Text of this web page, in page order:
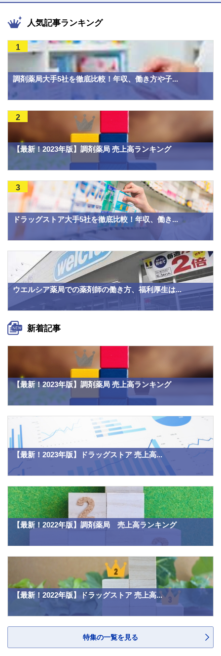
人気記事ランキング
調剤薬局大手5社を徹底比較！年収、働き方や子...
1
【最新！2023年版】調剤薬局 売上高ランキング
2
ドラッグストア大手5社を徹底比較！年収、働き...
3
ウエルシア薬局での薬剤師の働き方、福利厚生は...
新着記事
【最新！2023年版】調剤薬局 売上高ランキング
【最新！2023年版】ドラッグストア 売上高...
【最新！2022年版】調剤薬局 売上高ランキング
【最新！2022年版】ドラッグストア 売上高...
特集の一覧を見る